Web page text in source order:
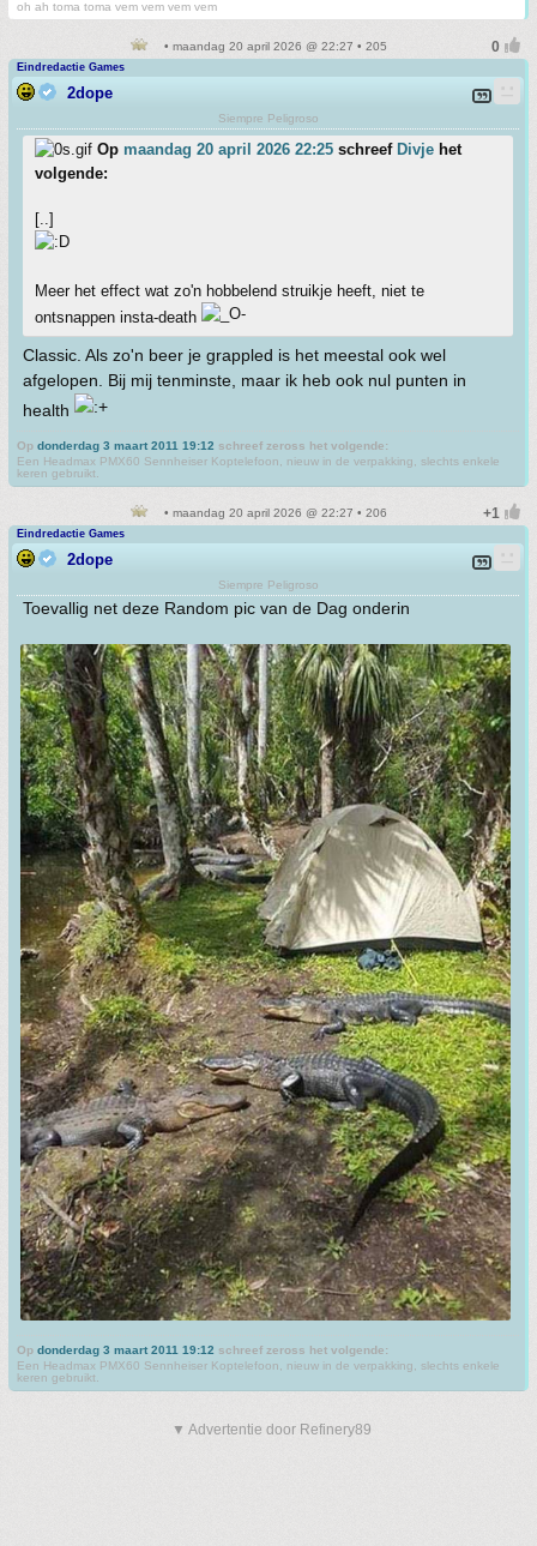
oh ah toma toma vem vem vem vem
• maandag 20 april 2026 @ 22:27 • 205
Eindredactie Games
2dope
Siempre Peligroso
Op maandag 20 april 2026 22:25 schreef Divje het
volgende:
[..]
Meer het effect wat zo'n hobbelend struikje heeft, niet te
ontsnappen insta-death
Classic. Als zo'n beer je grappled is het meestal ook wel
afgelopen. Bij mij tenminste, maar ik heb ook nul punten in
health
Op donderdag 3 maart 2011 19:12 schreef zeross het volgende:
Een Headmax PMX60 Sennheiser Koptelefoon, nieuw in de verpakking, slechts enkele
keren gebruikt.
• maandag 20 april 2026 @ 22:27 • 206
Eindredactie Games
2dope
Siempre Peligroso
Toevallig net deze Random pic van de Dag onderin
Op donderdag 3 maart 2011 19:12 schreef zeross het volgende:
Een Headmax PMX60 Sennheiser Koptelefoon, nieuw in de verpakking, slechts enkele
keren gebruikt.
▼ Advertentie door Refinery89